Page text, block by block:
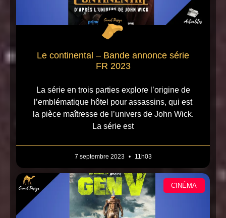
Le continental – Bande annonce série
FR 2023
La série en trois parties explore l’origine de
l’emblématique hôtel pour assassins, qui est
la pièce maîtresse de l’univers de John Wick.
La série est
7 septembre 2023 11h03
CINÉMA